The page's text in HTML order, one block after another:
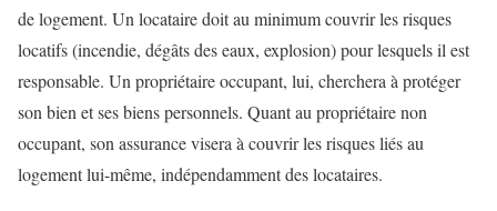
de logement. Un locataire doit au minimum couvrir les risques
locatifs (incendie, dégâts des eaux, explosion) pour lesquels il est
responsable. Un propriétaire occupant, lui, cherchera à protéger
son bien et ses biens personnels. Quant au propriétaire non
occupant, son assurance visera à couvrir les risques liés au
logement lui-même, indépendamment des locataires.